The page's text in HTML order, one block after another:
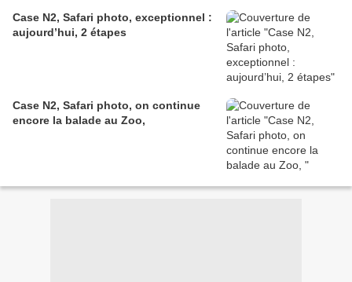
Case N2, Safari photo, exceptionnel :
aujourd’hui, 2 étapes
Case N2, Safari photo, on continue
encore la balade au Zoo,